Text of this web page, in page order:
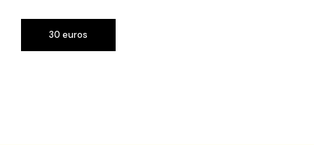
30 euros
30 euros